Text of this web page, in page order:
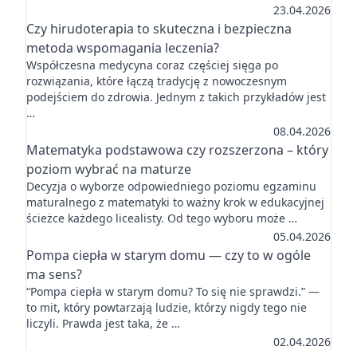
23.04.2026
Czy hirudoterapia to skuteczna i bezpieczna
metoda wspomagania leczenia?
Współczesna medycyna coraz częściej sięga po
rozwiązania, które łączą tradycję z nowoczesnym
podejściem do zdrowia. Jednym z takich przykładów jest
…
08.04.2026
Matematyka podstawowa czy rozszerzona – który
poziom wybrać na maturze
Decyzja o wyborze odpowiedniego poziomu egzaminu
maturalnego z matematyki to ważny krok w edukacyjnej
ścieżce każdego licealisty. Od tego wyboru może …
05.04.2026
Pompa ciepła w starym domu — czy to w ogóle
ma sens?
“Pompa ciepła w starym domu? To się nie sprawdzi.” —
to mit, który powtarzają ludzie, którzy nigdy tego nie
liczyli. Prawda jest taka, że …
02.04.2026